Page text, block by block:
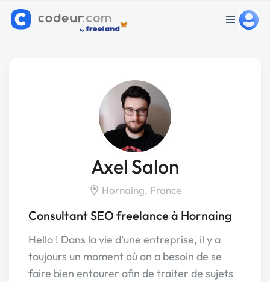
Axel Salon
Hornaing, France
Consultant SEO freelance à Hornaing
Hello ! Dans la vie d'une entreprise, il y a
toujours un moment où on a besoin de se
faire bien entourer afin de traiter de sujets